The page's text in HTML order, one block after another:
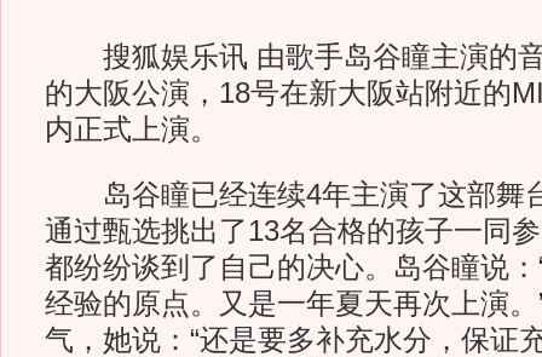
搜狐娱乐讯 由歌手岛谷瞳主演的
的大阪公演，18号在新大阪站附近的
内正式上演。
岛谷瞳已经连续4年主演了这部舞
通过甄选挑出了13名合格的孩子一同
都纷纷谈到了自己的决心。岛谷瞳说
经验的原点。又是一年夏天再次上演
气，她说：“还是要多补充水分，保证